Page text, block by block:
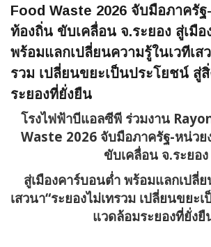
Food Waste 2026 จับมือภาครั
ท้องถิ่น ขับเคลื่อน จ.ระยอง สู่เมื
พร้อมแลกเปลี่ยนความรู้ในเวทีเส
รวม เปลี่ยนขยะเป็นประโยชน์ สู่
ระยองที่ยั่งยืน
โรงไฟฟ้าบีแอลซีพี ร่วมงาน
Waste 2026 จับมือภาครัฐ-หน่วย
ขับเคลื่อน จ.ระยอง
สู่เมืองคาร์บอนต่ำ พร้อมแลกเปลี่
เสวนา“ระยองไม่เทรวม เปลี่ยนขยะ
แวดล้อมระยองที่ยั่งยื